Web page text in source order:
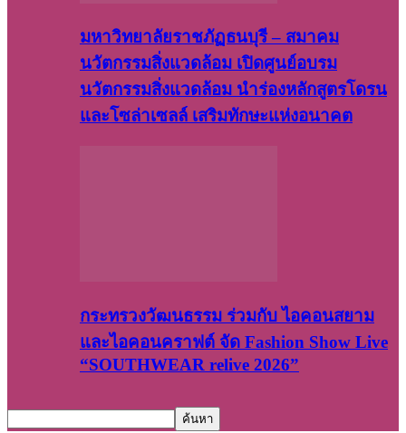
มหาวิทยาลัยราชภัฏธนบุรี – สมาคม
นวัตกรรมสิ่งแวดล้อม เปิดศูนย์อบรม
นวัตกรรมสิ่งแวดล้อม นำร่องหลักสูตรโดรน
และโซล่าเซลล์ เสริมทักษะแห่งอนาคต
กระทรวงวัฒนธรรม ร่วมกับ ไอคอนสยาม
และไอคอนคราฟต์ จัด Fashion Show Live
“SOUTHWEAR relive 2026”